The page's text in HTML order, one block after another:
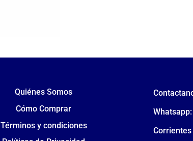
Quiénes Somos
Cómo Comprar
Términos y condiciones